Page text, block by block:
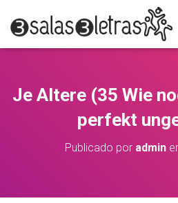
Je Altere (35 Wie
perfekt
Publicado por admin